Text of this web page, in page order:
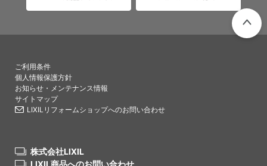
ご利用条件
個人情報保護方針
お知らせ・メンテナンス情報
サイトマップ
LIXILリフォームショップへのお問い合わせ
株式会社LIXIL